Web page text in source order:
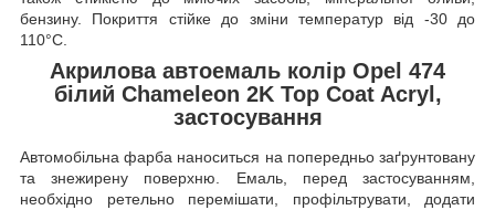
бензину. Покриття стійке до зміни температур від -30 до
110°C.
Акрилова автоемаль колір Opel 474
білий Chameleon 2K Top Coat Acryl,
застосування
Автомобільна фарба наноситься на попередньо заґрунтовану
та знежирену поверхню. Емаль, перед застосуванням,
необхідно ретельно перемішати, профільтрувати, додати